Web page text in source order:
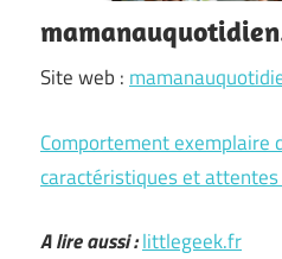
Site web :
Comportement exemplaire
caractéristiques et
A lire aussi :littlegeek.fr